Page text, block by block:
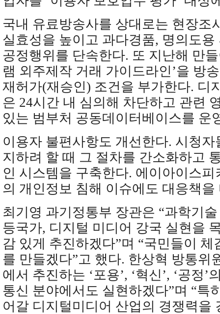
국내 유료방송사를 상대로는 현장조
실효성을 높이고 과다경품, 명의도
공정행위를 단속한다. 또 지난해 만
램 외주제작 거래 가이드라인’을 방
재허가(재승인) 조건을 부가한다. 디
은 24시간 내 심의해 차단하고 관련
있는 범부처 공동데이터베이스를 운
이용자 불편사항도 개선한다. 시청
지하려 할 때 그 절차를 간소화하고
인 시스템을 구축한다. 에이아이스
의 개인정보 침해 이슈에도 대응책
최기영 과기정통부 장관은 “과학기
등국가, 디지털 미디어 강국 실현을
감 있게 추진하겠다”며 “국민들이 체
를 만들겠다”고 했다. 한상혁 방통위
에서 추진하는 ‘포용’, ‘혁신’, ‘공정
통신 분야에서도 실현하겠다”며 “특
어갈 디지털미디어 산업의 경쟁력을